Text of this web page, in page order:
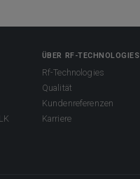
ÜBER RF-TECHNOLOGIES
Rf-Technologies
Qualität
Kundenreferenzen
Karriere